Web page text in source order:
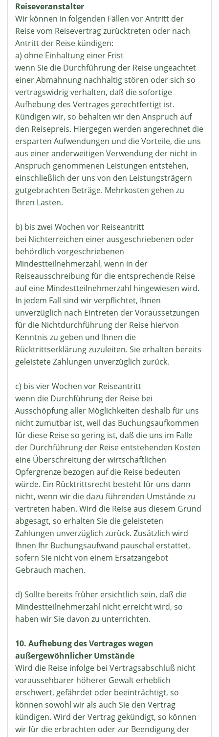
Reiseveranstalter
Wir können in folgenden Fällen vor Antritt der
Reise vom Reisevertrag zurücktreten oder nach
Antritt der Reise kündigen:
a) ohne Einhaltung einer Frist
wenn Sie die Durchführung der Reise ungeachtet
einer Abmahnung nachhaltig stören oder sich so
vertragswidrig verhalten, daß die sofortige
Aufhebung des Vertrages gerechtfertigt ist.
Kündigen wir, so behalten wir den Anspruch auf
den Reisepreis. Hiergegen werden angerechnet die
ersparten Aufwendungen und die Vorteile, die uns
aus einer anderweitigen Verwendung der nicht in
Anspruch genommenen Leistungen entstehen,
einschließlich der uns von den Leistungsträgern
gutgebrachten Beträge. Mehrkosten gehen zu
Ihren Lasten.
b) bis zwei Wochen vor Reiseantritt
bei Nichterreichen einer ausgeschriebenen oder
behördlich vorgeschriebenen
Mindestteilnehmerzahl, wenn in der
Reiseausschreibung für die entsprechende Reise
auf eine Mindestteilnehmerzahl hingewiesen wird.
In jedem Fall sind wir verpflichtet, Ihnen
unverzüglich nach Eintreten der Voraussetzungen
für die Nichtdurchführung der Reise hiervon
Kenntnis zu geben und Ihnen die
Rücktrittserklärung zuzuleiten. Sie erhalten bereits
geleistete Zahlungen unverzüglich zurück.
c) bis vier Wochen vor Reiseantritt
wenn die Durchführung der Reise bei
Ausschöpfung aller Möglichkeiten deshalb für uns
nicht zumutbar ist, weil das Buchungsaufkommen
für diese Reise so gering ist, daß die uns im Falle
der Durchführung der Reise entstehenden Kosten
eine Überschreitung der wirtschaftlichen
Opfergrenze bezogen auf die Reise bedeuten
würde. Ein Rücktrittsrecht besteht für uns dann
nicht, wenn wir die dazu führenden Umstände zu
vertreten haben. Wird die Reise aus diesem Grund
abgesagt, so erhalten Sie die geleisteten
Zahlungen unverzüglich zurück. Zusätzlich wird
Ihnen Ihr Buchungsaufwand pauschal erstattet,
sofern Sie nicht von einem Ersatzangebot
Gebrauch machen.
d) Sollte bereits früher ersichtlich sein, daß die
Mindestteilnehmerzahl nicht erreicht wird, so
haben wir Sie davon zu unterrichten.
10. Aufhebung des Vertrages wegen
außergewöhnlicher Umstände
Wird die Reise infolge bei Vertragsabschluß nicht
voraussehbarer höherer Gewalt erheblich
erschwert, gefährdet oder beeinträchtigt, so
können sowohl wir als auch Sie den Vertrag
kündigen. Wird der Vertrag gekündigt, so können
wir für die erbrachten oder zur Beendigung der